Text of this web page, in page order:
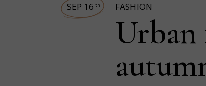
SEP 16 th FASHION
Urban